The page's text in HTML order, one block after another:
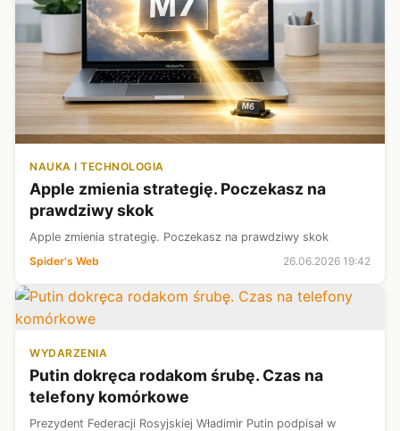
NAUKA I TECHNOLOGIA
Apple zmienia strategię. Poczekasz na
prawdziwy skok
Apple zmienia strategię. Poczekasz na prawdziwy skok
Spider's Web
26.06.2026 19:42
WYDARZENIA
Putin dokręca rodakom śrubę. Czas na
telefony komórkowe
Prezydent Federacji Rosyjskiej Władimir Putin podpisał w